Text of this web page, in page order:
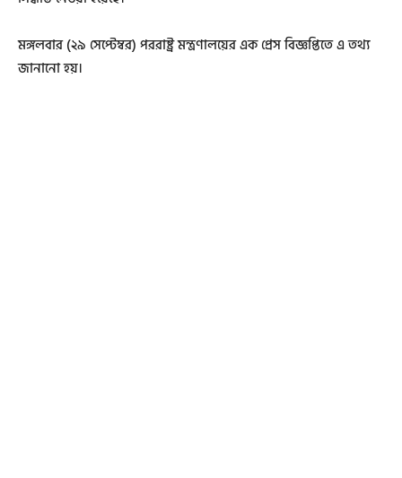
মঙ্গলবার (২৯ সেপ্টেম্বর) পররাষ্ট্র মন্ত্রণালয়ের এক প্রেস বিজ্ঞপ্তিতে এ তথ্য
জানানো হয়।